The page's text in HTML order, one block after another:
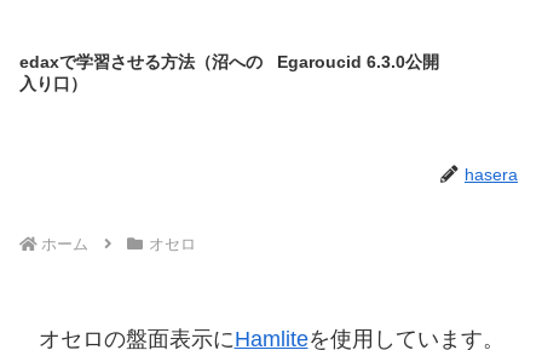
edaxで学習させる方法（沼への
入り口）
Egaroucid 6.3.0公開
hasera
ホーム オセロ
オセロの盤面表示にHamliteを使用しています。